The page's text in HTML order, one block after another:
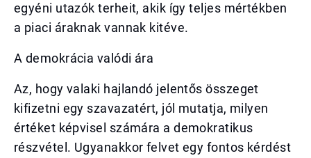
egyéni utazók terheit, akik így teljes mértékben
a piaci áraknak vannak kitéve.
A demokrácia valódi ára
Az, hogy valaki hajlandó jelentős összeget
kifizetni egy szavazatért, jól mutatja, milyen
értéket képvisel számára a demokratikus
részvétel. Ugyanakkor felvet egy fontos kérdést